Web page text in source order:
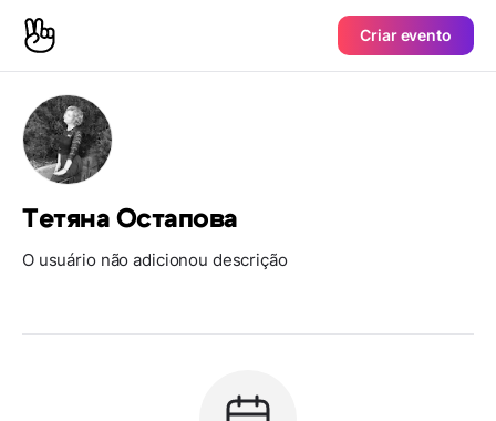
Criar evento
Тетяна Остапова
O usuário não adicionou descrição